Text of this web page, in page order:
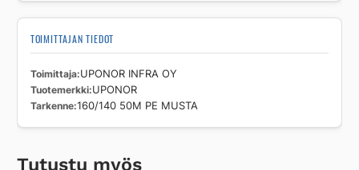
TOIMITTAJAN TIEDOT
Toimittaja UPONOR INFRA OY
Tuotemerkki UPONOR
Tarkenne 160/140 50M PE MUSTA
Tutustu myös